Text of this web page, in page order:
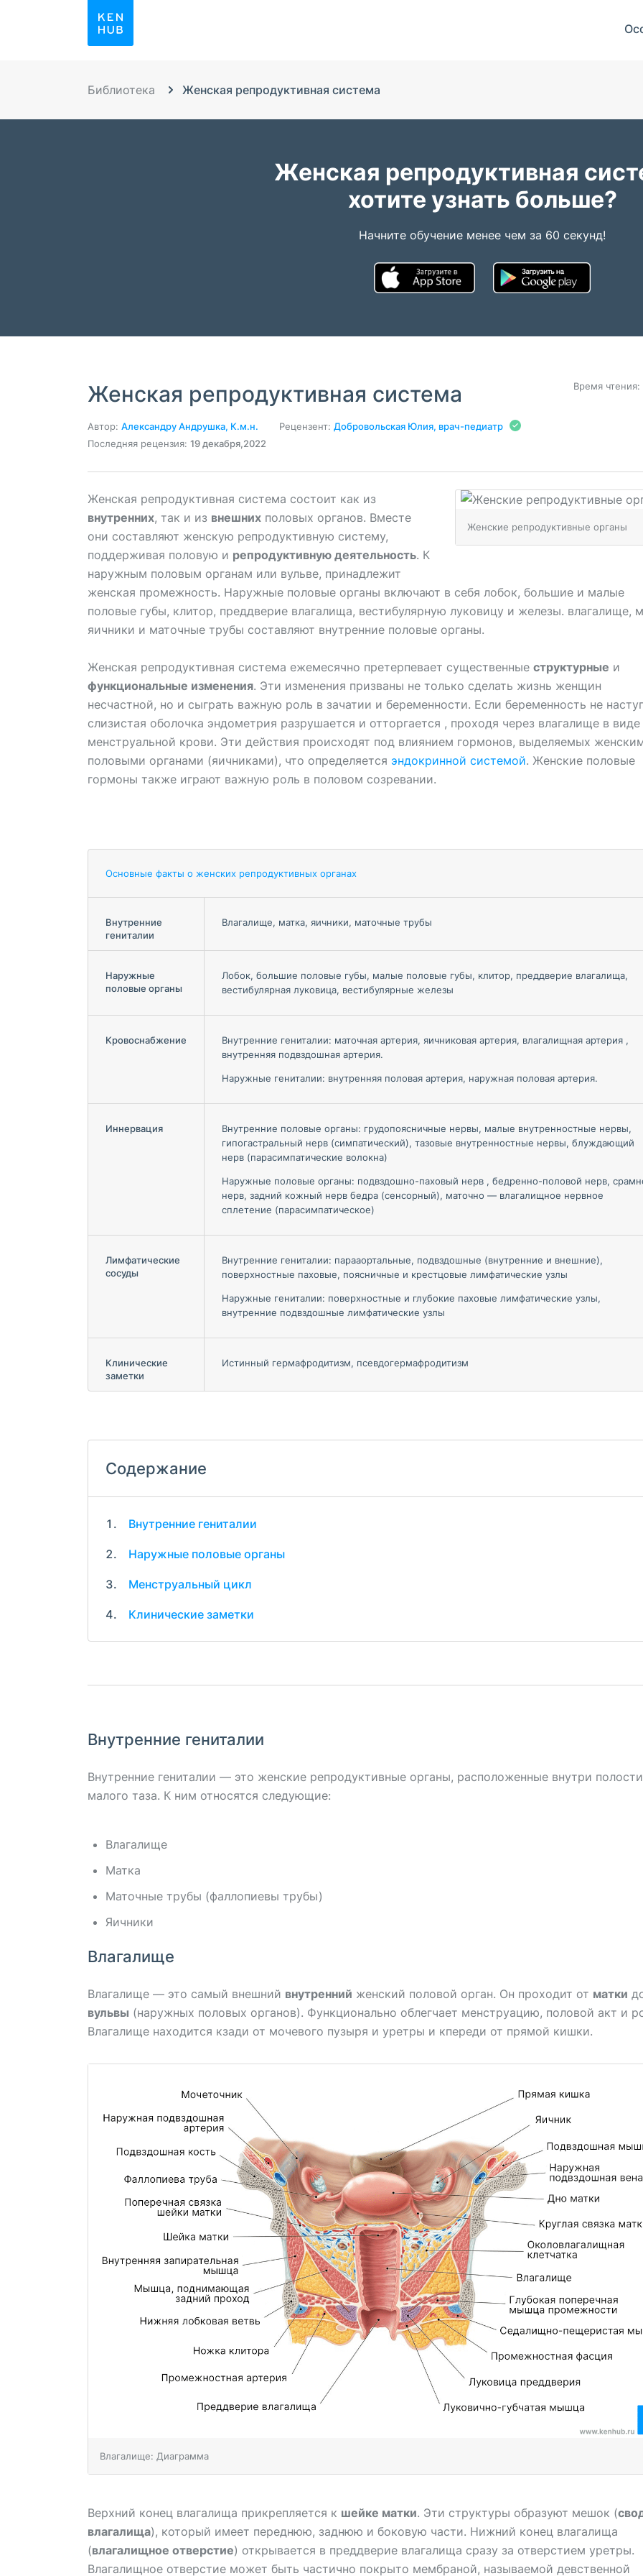
Библиотека Женская репродуктивная система
Женская репродуктивная
хотите узнать больше?
Начните обучение менее чем за 60 секунд!
Время чтения:
Женская репродуктивная система
Автор: Александру Андрушка, К.м.н. Рецензент: Добровольская Юлия, врач-педиатр
Последняя рецензия: 19 декабря,2022
Женские репродуктивные органы
Женская репродуктивная система состоит как из
внутренних, так и из внешних половых органов. Вместе
они составляют женскую репродуктивную систему,
поддерживая половую и репродуктивную деятельность. К
наружным половым органам или вульве, принадлежит
женская промежность. Наружные половые органы включают в себя лобок, большие и малые
половые губы, клитор, преддверие влагалища, вестибулярную луковицу и железы. влагалище,
яичники и маточные трубы составляют внутренние половые органы.
Женская репродуктивная система ежемесячно претерпевает существенные структурные и
функциональные изменения. Эти изменения призваны не только сделать жизнь женщин
несчастной, но и сыграть важную роль в зачатии и беременности. Если беременность не
слизистая оболочка эндометрия разрушается и отторгается , проходя через влагалище в виде
менструальной крови. Эти действия происходят под влиянием гормонов, выделяемых
половыми органами (яичниками), что определяется эндокринной системой. Женские половые
гормоны также играют важную роль в половом созревании.
Основные факты о женских репродуктивных органах
Внутренние
гениталии
Влагалище, матка, яичники, маточные трубы
Наружные
половые органы
Лобок, большие половые губы, малые половые губы, клитор, преддверие влагалища,
вестибулярная луковица, вестибулярные железы
Кровоснабжение
Внутренние гениталии: маточная артерия, яичниковая артерия, влагалищная артерия ,
внутренняя подвздошная артерия.
Наружные гениталии: внутренняя половая артерия, наружная половая артерия.
Иннервация
Внутренние половые органы: грудопоясничные нервы, малые внутренностные нервы,
гипогастральный нерв (симпатический), тазовые внутренностные нервы, блуждающий
нерв (парасимпатические волокна)
Наружные половые органы: подвздошно-паховый нерв , бедренно-половой нерв,
нерв, задний кожный нерв бедра (сенсорный), маточно — влагалищное нервное
сплетение (парасимпатическое)
Лимфатические
сосуды
Внутренние гениталии: парааортальные, подвздошные (внутренние и внешние),
поверхностные паховые, поясничные и крестцовые лимфатические узлы
Наружные гениталии: поверхностные и глубокие паховые лимфатические узлы,
внутренние подвздошные лимфатические узлы
Клинические
заметки
Истинный гермафродитизм, псевдогермафродитизм
Содержание
Внутренние гениталии
Наружные половые органы
Менструальный цикл
Клинические заметки
Внутренние гениталии
Внутренние гениталии — это женские репродуктивные органы, расположенные внутри полости
малого таза. К ним относятся следующие:
Влагалище
Матка
Маточные трубы (фаллопиевы трубы)
Яичники
Влагалище
Влагалище — это самый внешний внутренний женский половой орган. Он проходит от матки
вульвы (наружных половых органов). Функционально облегчает менструацию, половой акт и
Влагалище находится кзади от мочевого пузыря и уретры и кпереди от прямой кишки.
Влагалище: Диаграмма
Верхний конец влагалища прикрепляется к шейке матки. Эти структуры образуют мешок (
влагалища), который имеет переднюю, заднюю и боковую части. Нижний конец влагалища
(влагалищное отверстие) открывается в преддверие влагалища сразу за отверстием уретры.
Влагалищное отверстие может быть частично покрыто мембраной, называемой девственной